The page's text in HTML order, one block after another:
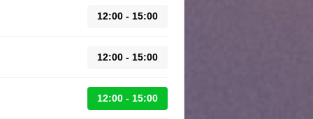
12:00 - 15:00
12:00 - 15:00
12:00 - 15:00